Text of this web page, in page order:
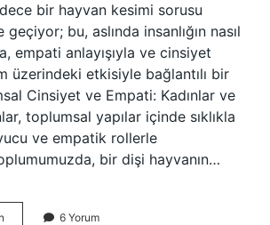
bir hayvan kesimi sorusu
geçiyor; bu, aslında insanlığın nasıl
empati anlayışıyla ve cinsiyet
üzerindeki etkisiyle bağlantılı bir
Cinsiyet ve Empati: Kadınlar ve
toplumsal yapılar içinde sıklıkla
ve empatik rollerle
bir dişi hayvanın…
6 Yorum